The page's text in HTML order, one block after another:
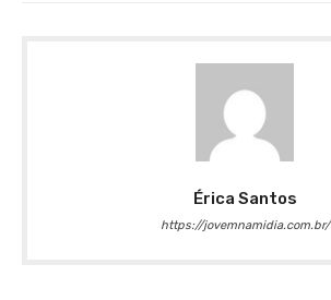
Érica Santos
https://jovemnamidia.com.br/